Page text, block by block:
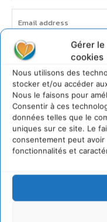
Gérer
cookies
Nous utilisons des
stocker et/ou accéder
Nous le faisons pour
Consentir à ces
données telles que le
uniques sur ce site. Le
consentement peut
fonctionnalités et